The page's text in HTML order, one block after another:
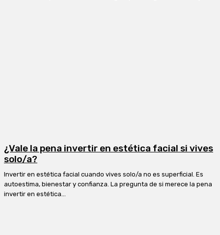
¿Vale la pena invertir en estética facial si vives
solo/a?
Invertir en estética facial cuando vives solo/a no es superficial. Es
autoestima, bienestar y confianza. La pregunta de si merece la pena
invertir en estética...